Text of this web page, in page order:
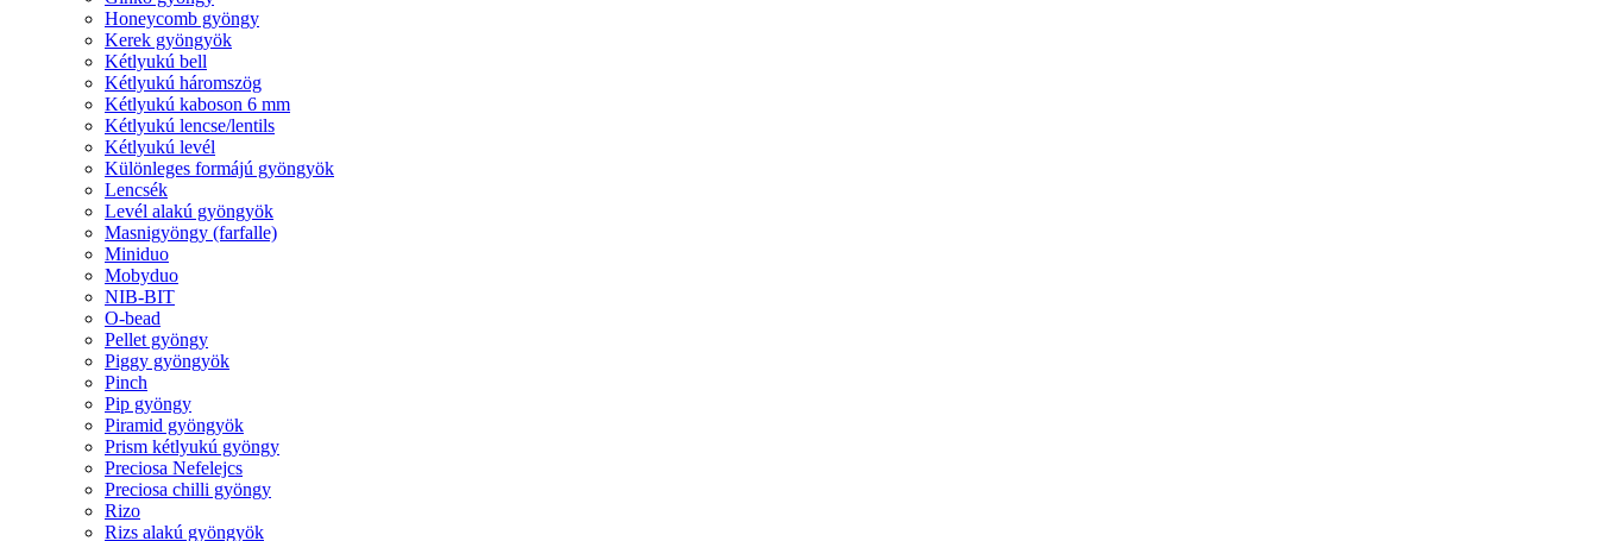
Honeycomb gyöngy
Kerek gyöngyök
Kétlyukú bell
Kétlyukú háromszög
Kétlyukú kaboson 6 mm
Kétlyukú lencse/lentils
Kétlyukú levél
Különleges formájú gyöngyök
Lencsék
Levél alakú gyöngyök
Masnigyöngy (farfalle)
Miniduo
Mobyduo
NIB-BIT
O-bead
Pellet gyöngy
Piggy gyöngyök
Pinch
Pip gyöngy
Piramid gyöngyök
Prism kétlyukú gyöngy
Preciosa Nefelejcs
Preciosa chilli gyöngy
Rizo
Rizs alakú gyöngyök